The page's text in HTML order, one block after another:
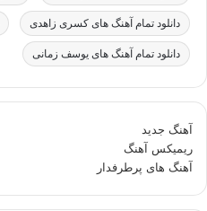
دانلود تمام آهنگ های کسری زاهدی
دانلود تمام آهنگ های یوسف زمانی
آهنگ جدید
ریمیکس آهنگ
آهنگ های پرطرفدار